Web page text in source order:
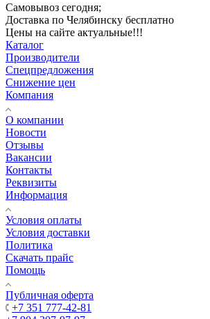
Самовывоз сегодня;
Доставка по Челябинску бесплатно
Цены на сайте актуальные!!!
Каталог
Производители
Спецпредложения
Снижение цен
Компания
О компании
Новости
Отзывы
Вакансии
Контакты
Реквизиты
Информация
Условия оплаты
Условия доставки
Политика
Скачать прайс
Помощь
Публичная оферта
+7 351 777-42-81